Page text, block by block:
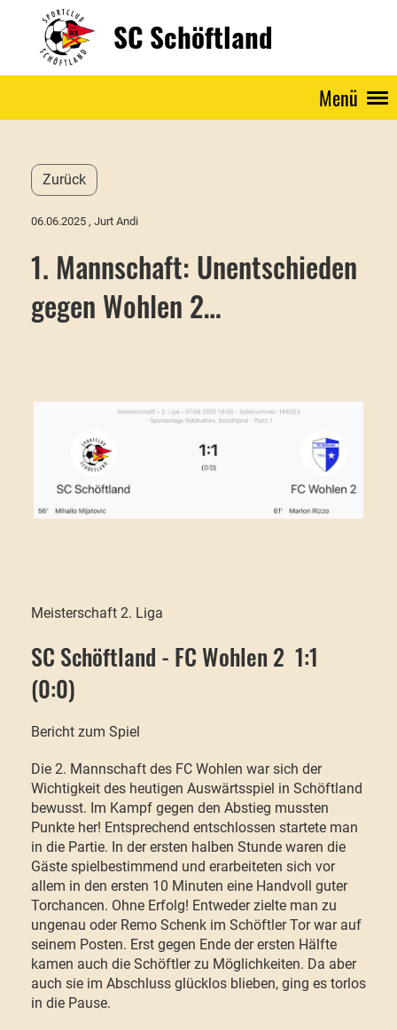
SC Schöftland
Menü
Zurück
06.06.2025 , Jurt Andi
1. Mannschaft: Unentschieden
gegen Wohlen 2…
Meisterschaft 2. Liga
SC Schöftland - FC Wohlen 2 1:1
(0:0)
Bericht zum Spiel
Die 2. Mannschaft des FC Wohlen war sich der
Wichtigkeit des heutigen Auswärtsspiel in Schöftland
bewusst. Im Kampf gegen den Abstieg mussten
Punkte her! Entsprechend entschlossen startete man
in die Partie. In der ersten halben Stunde waren die
Gäste spielbestimmend und erarbeiteten sich vor
allem in den ersten 10 Minuten eine Handvoll guter
Torchancen. Ohne Erfolg! Entweder zielte man zu
ungenau oder Remo Schenk im Schöftler Tor war auf
seinem Posten. Erst gegen Ende der ersten Hälfte
kamen auch die Schöftler zu Möglichkeiten. Da aber
auch sie im Abschluss glücklos blieben, ging es torlos
in die Pause.